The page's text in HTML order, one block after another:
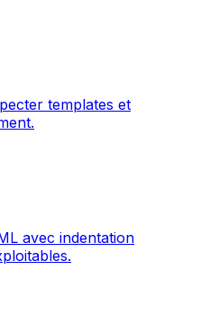
templates et
avec indentation